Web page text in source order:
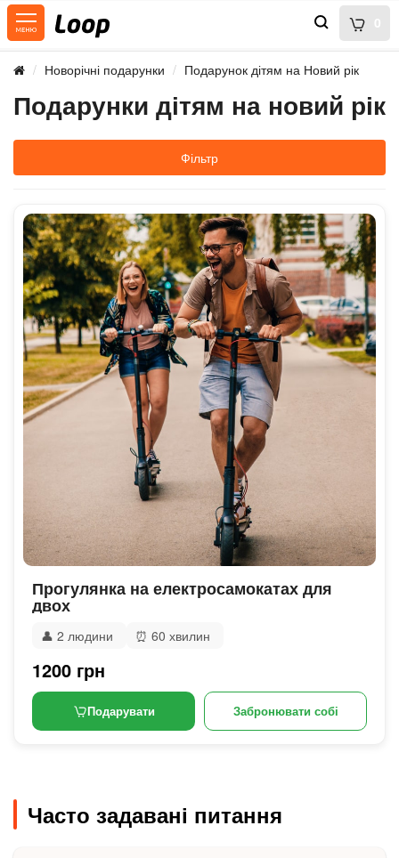
0
Новорічні подарунки Подарунок дітям на Новий рік
Подарунки дітям на новий рік
Фільтр
Прогулянка на електросамокатах для
двох
👤 2 людини ⏰ 60 хвилин
1200 грн
Подарувати Забронювати собі
Часто задавані питання